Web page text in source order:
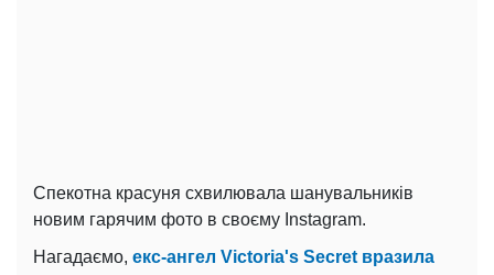
Спекотна красуня схвилювала шанувальників
новим гарячим фото в своєму Instagram.
Нагадаємо, екс-ангел Victoria's Secret вразила